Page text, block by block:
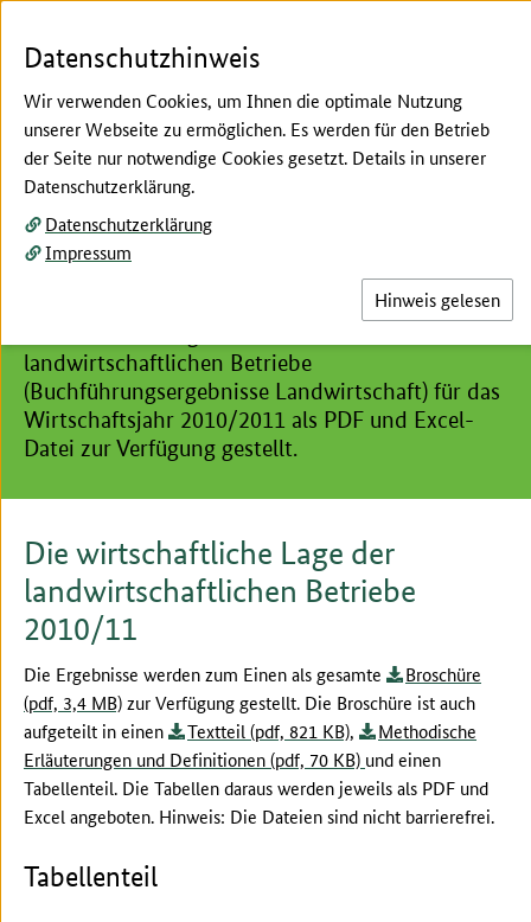
Hier beginnt der Hauptinhalt dieser Seite
Buchführungsergebnisse
Landwirtschaft 2010/11
Archiv Buchführungsergebnisse Landwirtschaft
landwirtschaftlichen Betriebe
(Buchführungsergebnisse Landwirtschaft) für das
Wirtschaftsjahr 2010/2011 als PDF und Excel-
Datei zur Verfügung gestellt.
Die wirtschaftliche Lage der
landwirtschaftlichen Betriebe
2010/11
Die Ergebnisse werden zum Einen als gesamte
Broschüre
(pdf, 3,4 MB)zur Verfügung gestellt. Die Broschüre ist auch
aufgeteilt in einen
Textteil (pdf, 821 KB),
Methodische
Erläuterungen und Definitionen (pdf, 70 KB) und einen
Tabellenteil. Die Tabellen daraus werden jeweils als PDF und
Excel angeboten. Hinweis: Die Dateien sind nicht barrierefrei.
Tabellenteil
Datenschutzhinweis
Wir verwenden Cookies, um Ihnen die optimale Nutzung
unserer Webseite zu ermöglichen. Es werden für den Betrieb
der Seite nur notwendige Cookies gesetzt. Details in unserer
Datenschutzerklärung.
Datenschutzerklärung
Impressum
Hinweis gelesen